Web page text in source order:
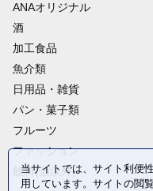
ANAオリジナル
酒
加工食品
魚介類
日用品・雑貨
パン・菓子類
フルーツ
ファッション
飲料(酒以外)
当サイトでは、サイト利便
用しています。サイトの閲